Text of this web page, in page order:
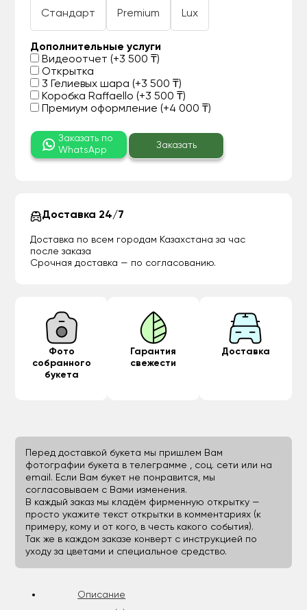
Стандарт Premium Lux
Дополнительные услуги
Видеоотчет (+3 500 ₸)
Открытка
3 Гелиевых шара (+3 500 ₸)
Коробка Raffaello (+3 500 ₸)
Премиум оформление (+4 000 ₸)
Заказать по
WhatsApp
Заказать
Доставка 24/7
Доставка по всем городам Казахстана за час
после заказа
Срочная доставка — по согласованию.
Фото
собранного
букета
Гарантия
свежести
Доставка
Перед доставкой букета мы пришлем Вам
фотографии букета в телеграмме , соц. сети или на
email. Если Вам букет не понравится, мы
согласовываем с Вами изменения.
В каждый заказ мы кладём фирменную открытку —
просто укажите текст открытки в комментариях (к
примеру, кому и от кого, в честь какого события).
Так же в каждом заказе конверт с инструкцией по
уходу за цветами и специальное средство.
Описание